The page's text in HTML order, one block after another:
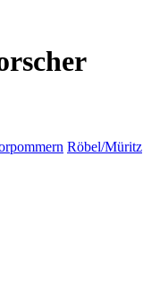
Röbel/Müritz